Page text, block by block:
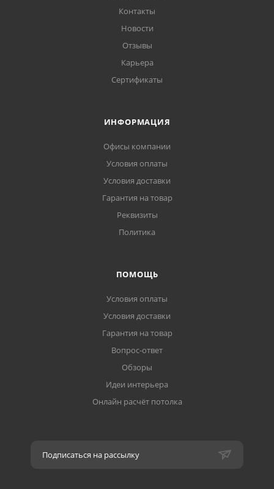
Контакты
Новости
Отзывы
Карьера
Сертификаты
ИНФОРМАЦИЯ
Офисы компании
Условия оплаты
Условия доставки
Гарантия на товар
Реквизиты
Политика
ПОМОЩЬ
Условия оплаты
Условия доставки
Гарантия на товар
Вопрос-ответ
Обзоры
Идеи интерьера
Онлайн расчёт потолка
Подписаться на рассылку